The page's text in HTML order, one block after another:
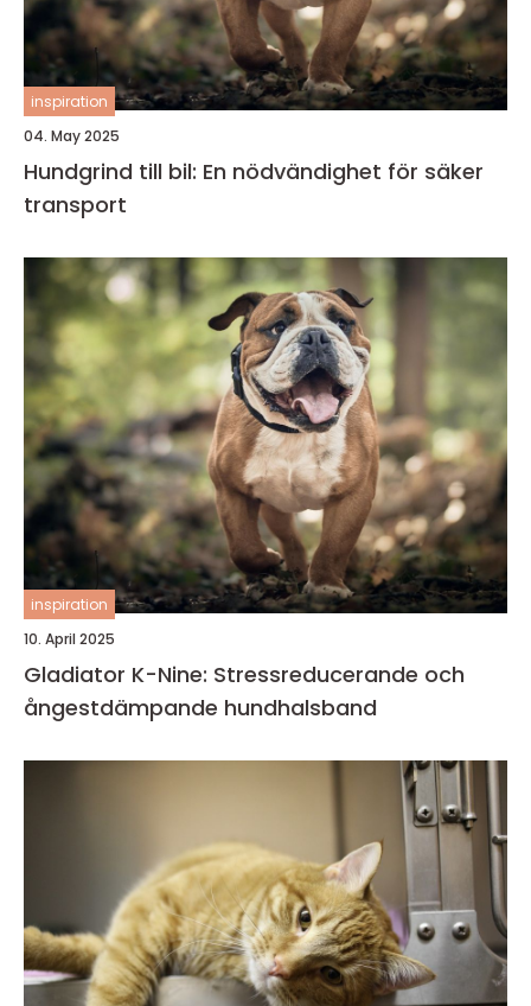
inspiration
04. May 2025
Hundgrind till bil: En nödvändighet för säker
transport
inspiration
10. April 2025
Gladiator K-Nine: Stressreducerande och
ångestdämpande hundhalsband